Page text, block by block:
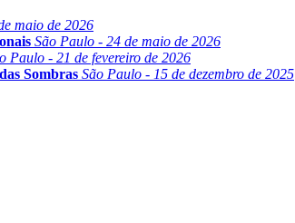
maio de 2026
São Paulo - 24 de maio de 2026
Paulo - 21 de fevereiro de 2026
Sombras São Paulo - 15 de dezembro de 2025